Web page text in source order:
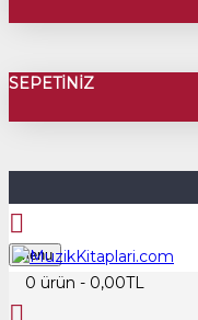
SEPETINIZ
Menu
0 ürün - 0,00TL